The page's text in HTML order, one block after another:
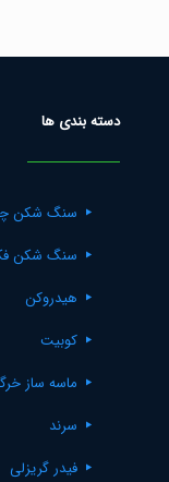
دسته بندی ها
سنگ شکن
سنگ شکن
هیدروکن
کوبیت
ماسه ساز
سرند
فیدر گریزلی